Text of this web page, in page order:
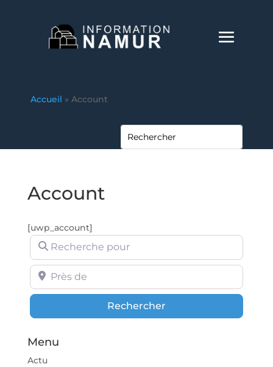
Accueil » Account
Account
[uwp_account]
Recherche pour
Près de
RechercherRechercher
Menu
Actu